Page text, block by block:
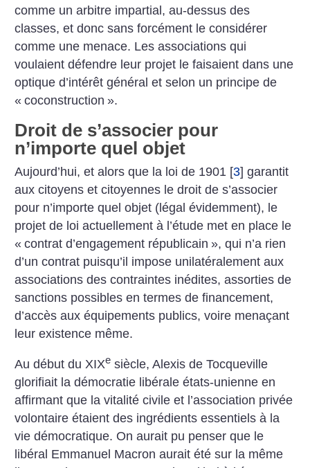
comme un arbitre impartial, au-dessus des
classes, et donc sans forcément le considérer
comme une menace. Les associations qui
voulaient défendre leur projet le faisaient dans une
optique d’intérêt général et selon un principe de
« coconstruction ».
Droit de s’associer pour
n’importe quel objet
Aujourd’hui, et alors que la loi de 1901 [3] garantit
aux citoyens et citoyennes le droit de s’associer
pour n’importe quel objet (légal évidemment), le
projet de loi actuellement à l’étude met en place le
« contrat d’engagement républicain », qui n’a rien
d’un contrat puisqu’il impose unilatéralement aux
associations des contraintes inédites, assorties de
sanctions possibles en termes de financement,
d’accès aux équipements publics, voire menaçant
leur existence même.
Au début du XIXe siècle, Alexis de Tocqueville
glorifiait la démocratie libérale états-unienne en
affirmant que la vitalité civile et l’association privée
volontaire étaient des ingrédients essentiels à la
vie démocratique. On aurait pu penser que le
libéral Emmanuel Macron aurait été sur la même